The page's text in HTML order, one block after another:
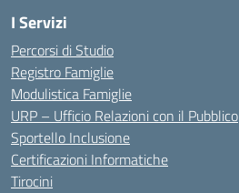
I Servizi
Percorsi di Studio
Registro Famiglie
Modulistica Famiglie
URP – Ufficio Relazioni con il Pubblico
Sportello Inclusione
Certificazioni Informatiche
Tirocini